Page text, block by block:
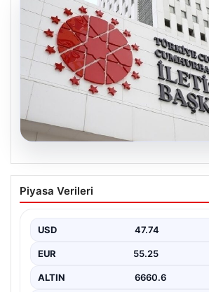
07.08.2026
DMM’den Mekke Ortak
Hakkındaki İddialara Resmi
Suudi Arabistan ve Pakistan arasında
belirtilen Mekke Ortak…
Piyasa Verileri
USD 47.74
EUR 55.25
ALTIN 6660.6